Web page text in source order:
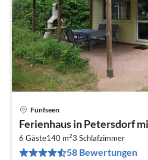
Fünfseen
Ferienhaus in Petersdorf
6 Gäste140 m23 Schlafzimmer
58 Bewertungen